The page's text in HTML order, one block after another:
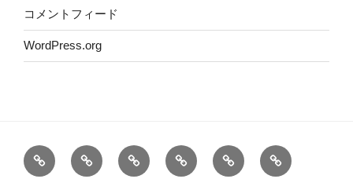
コメントフィード
WordPress.org
お
知
商
品
ネ
ッ
コ
メ
ブ
ロ
お
客